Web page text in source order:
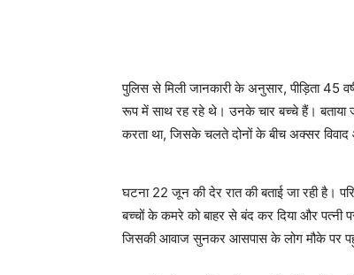
पुलिस से मिली जानकारी के अनुसार, पीड़िता 45
रूप में साथ रह रहे थे। उनके चार बच्चे हैं। बताया
करता था, जिसके चलते दोनों के बीच अक्सर
घटना 22 जून की देर रात की बताई जा रही है।
बच्चों के कमरे को बाहर से बंद कर दिया और पत्नी
जिसकी आवाज सुनकर आसपास के लोग मौके पर